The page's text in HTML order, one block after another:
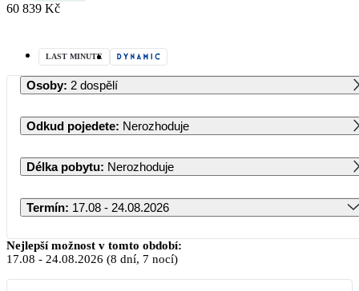
60 839 Kč
LAST MINUTE
Osoby: 2 dospělí
Odkud pojedete: Nerozhoduje
Délka pobytu: Nerozhoduje
Termín: 17.08 - 24.08.2026
Srpen 2026
PO ÚT ST ČT PÁ SO NE
Nejlepší možnost v tomto období:
17.08 - 24.08.2026 (8 dní, 7 nocí)